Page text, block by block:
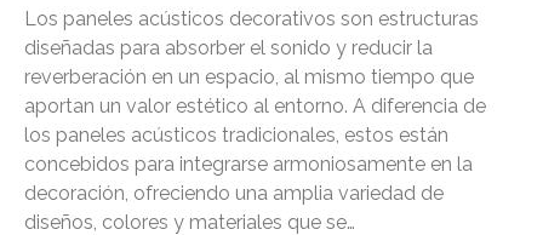
Los paneles acústicos decorativos son estructuras
diseñadas para absorber el sonido y reducir la
reverberación en un espacio, al mismo tiempo que
aportan un valor estético al entorno. A diferencia de
los paneles acústicos tradicionales, estos están
concebidos para integrarse armoniosamente en la
decoración, ofreciendo una amplia variedad de
diseños, colores y materiales que se…